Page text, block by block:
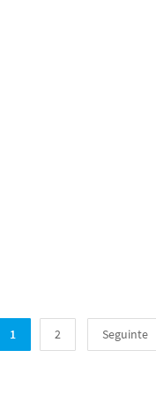
1 2 Seguinte